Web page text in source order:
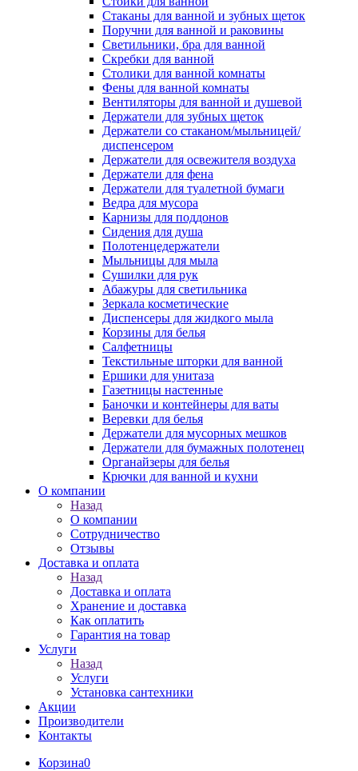
Стаканы для ванной и зубных щеток
Поручни для ванной и раковины
Светильники, бра для ванной
Скребки для ванной
Столики для ванной комнаты
Фены для ванной комнаты
Вентиляторы для ванной и душевой
Держатели для зубных щеток
Держатели со стаканом/мыльницей/
диспенсером
Держатели для освежителя воздуха
Держатели для фена
Держатели для туалетной бумаги
Ведра для мусора
Карнизы для поддонов
Сидения для душа
Полотенцедержатели
Мыльницы для мыла
Сушилки для рук
Абажуры для светильника
Зеркала косметические
Диспенсеры для жидкого мыла
Корзины для белья
Салфетницы
Текстильные шторки для ванной
Ершики для унитаза
Газетницы настенные
Баночки и контейнеры для ваты
Веревки для белья
Держатели для мусорных мешков
Держатели для бумажных полотенец
Органайзеры для белья
Крючки для ванной и кухни
О компании
Назад
О компании
Сотрудничество
Отзывы
Доставка и оплата
Назад
Доставка и оплата
Хранение и доставка
Как оплатить
Гарантия на товар
Услуги
Назад
Услуги
Установка сантехники
Акции
Производители
Контакты
Корзина0